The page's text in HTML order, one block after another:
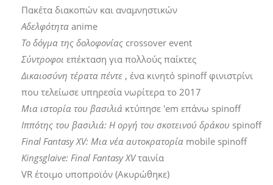
Πακέτα διακοπών και αναμνηστικών
Αδελφότητα anime
Το δόγμα της δολοφονίας crossover event
Σύντροφοι επέκταση για πολλούς παίκτες
Δικαιοσύνη τέρατα πέντε , ένα κινητό spinoff φινιστρίνι
που τελείωσε υπηρεσία νωρίτερα το 2017
Μια ιστορία του βασιλιά κτύπησε 'em επάνω spinoff
Ιππότης του βασιλιά: Η οργή του σκοτεινού δράκου spinoff
Final Fantasy XV: Μια νέα αυτοκρατορία mobile spinoff
Kingsglaive: Final Fantasy XVταινία
VR έτοιμο υποπροϊόν (Ακυρώθηκε)